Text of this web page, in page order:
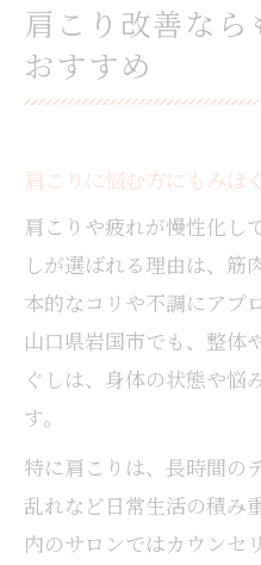
肩こり改善な
おすすめ
肩こりに悩む方にもみほ
肩こりや疲れが慢性化し
しが選ばれる理由は、筋
本的なコリや不調にアプ
山口県岩国市でも、整体
ぐしは、身体の状態や悩
す。
特に肩こりは、長時間の
乱れなど日常生活の積み
内のサロンではカウンセ